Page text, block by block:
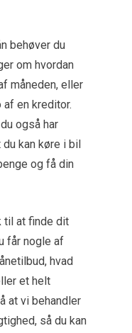
behøver du
om hvordan
måneden, eller
en kreditor.
også har
kan køre i bil
og få din
til at finde dit
får nogle af
hvad
et helt
at vi behandler
så du kan